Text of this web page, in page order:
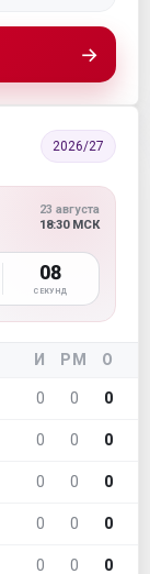
→
2026/27
23 августа
18:30 МСК
08
СЕКУНД
И РМ О
0 0 0
0 0 0
0 0 0
0 0 0
0 0 0